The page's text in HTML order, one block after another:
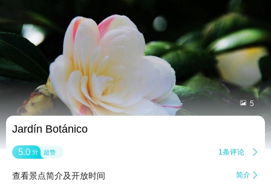
 5
Jardín Botánico
5.0 分 超赞 1条评论 
查看景点简介及开放时间 简介 